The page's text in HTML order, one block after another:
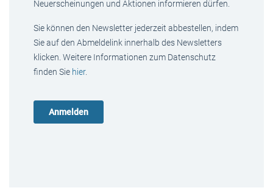
Neuerscheinungen und Aktionen informieren dürfen.
Sie können den Newsletter jederzeit abbestellen, indem
Sie auf den Abmeldelink innerhalb des Newsletters
klicken. Weitere Informationen zum Datenschutz
finden Sie hier.